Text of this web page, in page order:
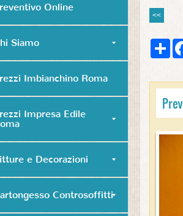
<<
Online
Siamo
Imbianchino Roma
Impresa Edile
e Decorazioni
Controsoffitti